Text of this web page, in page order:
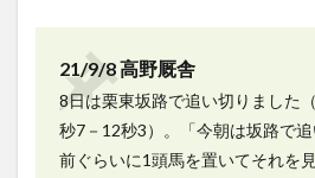
21/9/8 高野厩舎
8日は栗東坂路で追い切りました
秒7－12秒3）。「今朝は坂路で
前ぐらいに1頭馬を置いてそれを